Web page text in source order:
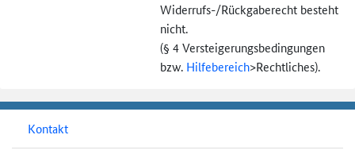
Widerrufs-/Rückgaberecht besteht
nicht.
(§ 4 Versteigerungs­bedingungen
bzw. Hilfebereich>Rechtliches).
Kontakt